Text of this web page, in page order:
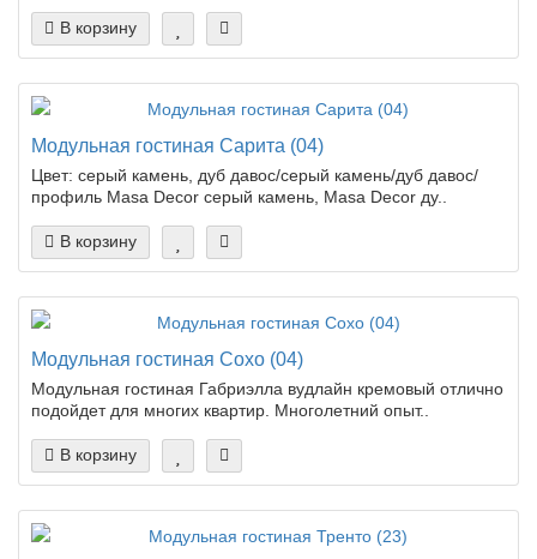
В корзину
Модульная гостиная Сарита (04)
Цвет: серый камень, дуб давос/серый камень/дуб давос/
профиль Masa Decor серый камень, Masa Decor ду..
В корзину
Модульная гостиная Сохо (04)
Модульная гостиная Габриэлла вудлайн кремовый отлично
подойдет для многих квартир. Многолетний опыт..
В корзину